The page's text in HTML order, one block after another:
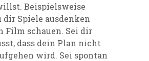
Beispielsweise
dir Spiele ausdenken
Film schauen. Sei dir
dass dein Plan nicht
wird. Sei spontan